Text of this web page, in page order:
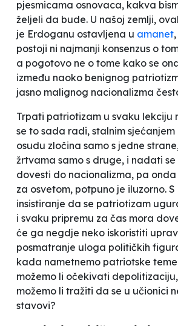
pjesmicama osnovaca, kakva
željeli da bude. U našoj zemlji,
je Erdoganu ostavljena u amanet
postoji ni najmanji konsenzus o
a pogotovo ne o tome kako se
između naoko benignog
jasno malignog nacionalizma
Trpati patriotizam u svaku lekciju
se to sada radi, stalnim
osudu zločina samo s jedne
žrtvama samo s druge, i nadati
dovesti do nacionalizma, pa onda
za osvetom, potpuno je iluzorno.
insistiranje da se patriotizam
i svaku pripremu za čas mora
će ga negdje neko iskoristiti
posmatranje uloga političkih
kada nametnemo patriotske
možemo li očekivati
možemo li tražiti da se u učionici
stavovi?